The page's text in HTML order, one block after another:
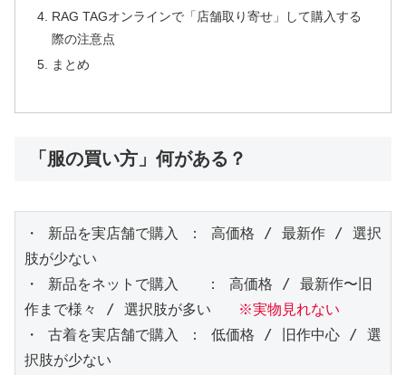
RAG TAGオンラインで「店舗取り寄せ」して購入する
際の注意点
まとめ
「服の買い方」何がある？
・ 新品を実店舗で購入 ： 高価格 / 最新作 / 選択
肢が少ない
・ 新品をネットで購入   ： 高価格 / 最新作〜旧
作まで様々 / 選択肢が多い
※実物見れない
・ 古着を実店舗で購入 ： 低価格 / 旧作中心 / 選
択肢が少ない